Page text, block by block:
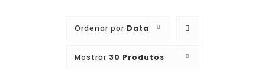
Ordenar por Data
Mostrar 30 Produtos